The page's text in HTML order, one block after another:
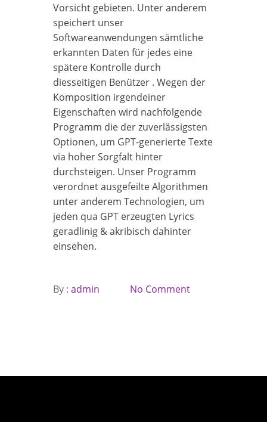
Vorsicht gebieten. Unter anderem
speichert unser
Softwareanwendungen sämtliche
erkannten Daten für jedes eine
spätere Kontrolle durch
diesseitigen Benützer . Wegen der
Komposition irgendeiner
Eigenschaften wird nachfolgende
Programm die der zuverlässigsten
Optionen, um GPT-generierte Texte
via hoher Sorgfalt hinter
durchsteigen. Unser Programm
verordnet ausgefeilte Algorithmen
unter anderem Technologien, um
jeden qua GPT erzeugten Lyrics
geradlinig & akribisch dahinter
einsehen.
By : admin No Comment